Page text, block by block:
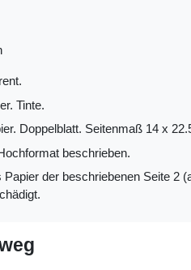
Tinte.
Doppelblatt. Seitenmaß 14 x
beschrieben.
Papier der beschriebenen Seite 2